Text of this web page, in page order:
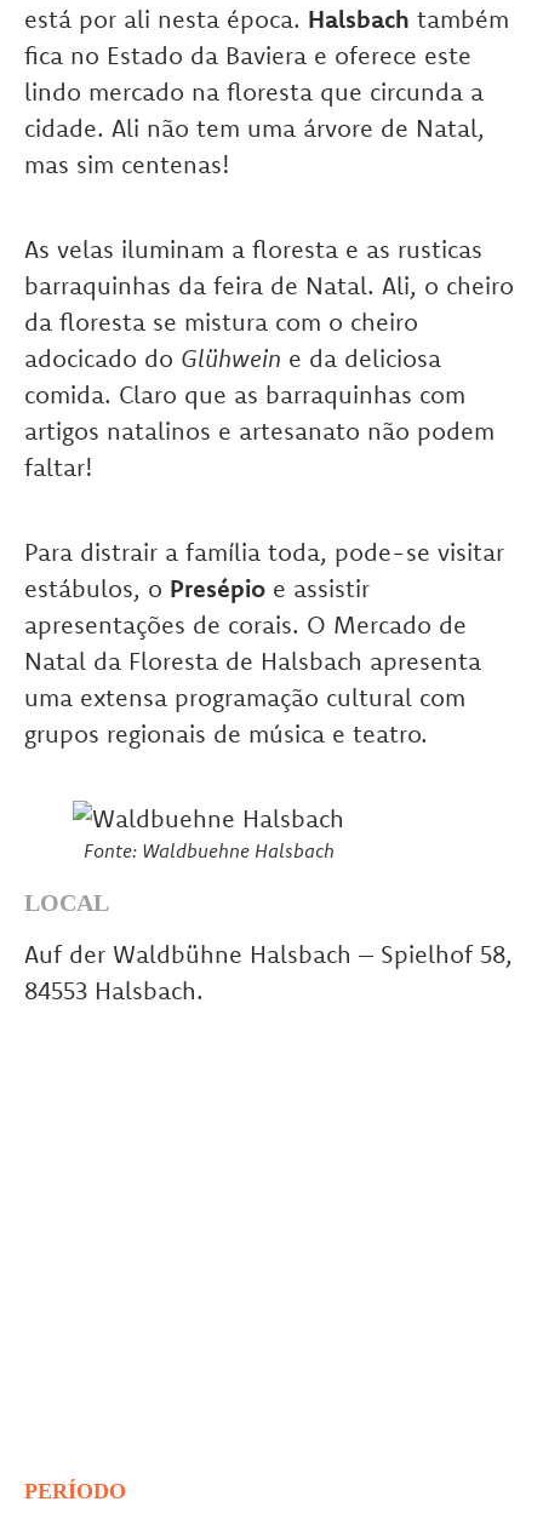
está por ali nesta época. Halsbach também
fica no Estado da Baviera e oferece este
lindo mercado na floresta que circunda a
cidade. Ali não tem uma árvore de Natal,
mas sim centenas!
As velas iluminam a floresta e as rusticas
barraquinhas da feira de Natal. Ali, o cheiro
da floresta se mistura com o cheiro
adocicado do Glühwein e da deliciosa
comida. Claro que as barraquinhas com
artigos natalinos e artesanato não podem
faltar!
Para distrair a família toda, pode-se visitar
estábulos, o Presépio e assistir
apresentações de corais. O Mercado de
Natal da Floresta de Halsbach apresenta
uma extensa programação cultural com
grupos regionais de música e teatro.
Fonte: Waldbuehne Halsbach
LOCAL
Auf der Waldbühne Halsbach – Spielhof 58,
84553 Halsbach.
PERÍODO